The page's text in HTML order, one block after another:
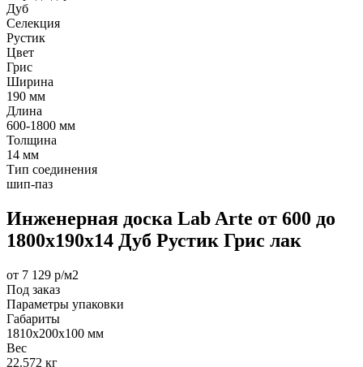
Дуб
Селекция
Рустик
Цвет
Грис
Ширина
190 мм
Длина
600-1800 мм
Толщина
14 мм
Тип соединения
шип-паз
Инженерная доска Lab Arte от 600 до
1800х190х14 Дуб Рустик Грис лак
от 7 129 р/м2
Под заказ
Параметры упаковки
Габариты
1810х200х100 мм
Вес
22.572 кг